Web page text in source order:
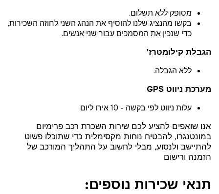
מסופק ללא תשלום.
בקשו מהנציג שלנו להוסיף את הנהג השני לחוזה השכירות,
כדי שנכין את המסמכים עבור שני אנשים.
הגבלת קילומטרז'
ללא הגבלה.
מערכת ניווט GPS
עלות ניווט לפי בקשה - 10 אירו ליום
אנו שואפים להציע לכם שירות השכרת רכב פרימיום
במונטנגרו, להבטיח נוחות מקסימלית כדי שתוכלו פשוט
להתיישב ולנסוע, מבלי לחשוב על התהליך המורכב של
הזמנה ורישום
תנאי שכירות נוספים: